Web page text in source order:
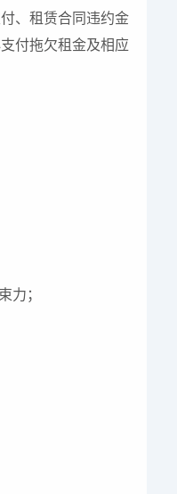
、租赁合同违约金
付拖欠租金及相应
力；